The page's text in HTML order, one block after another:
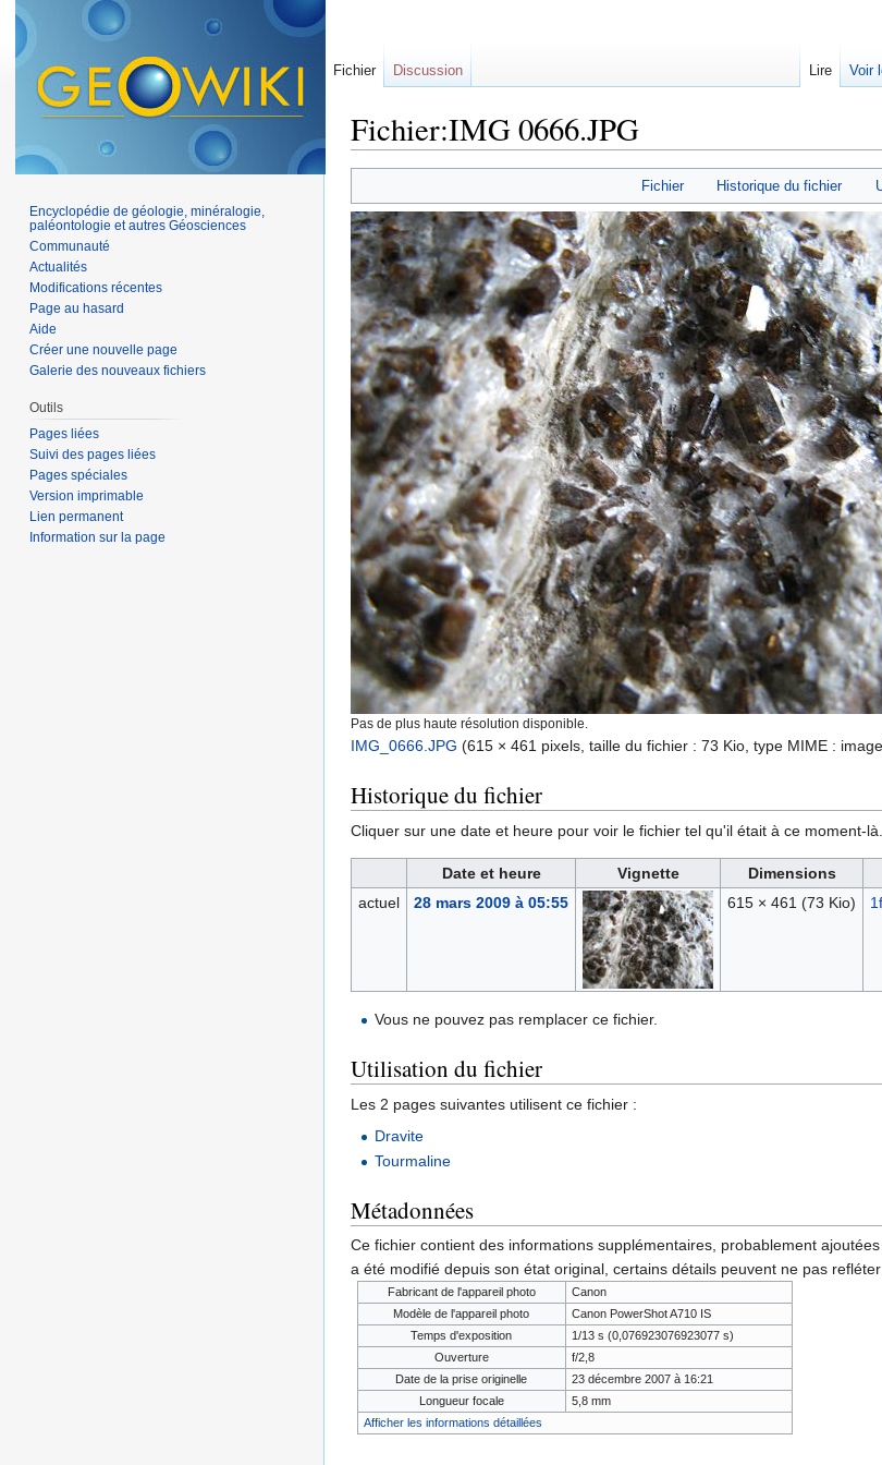
Fichier:IMG 0666.JPG
Fichier Historique du fichier
Pas de plus haute résolution disponible.
IMG_0666.JPG (615 × 461 pixels, taille du fichier : 73 Kio, type MIME :
Historique du fichier
Cliquer sur une date et heure pour voir le fichier tel qu'il était à ce moment-là.
Date et heure Vignette Dimensions
actuel
28 mars 2009 à 05:55 615 × 461 (73 Kio)
Vous ne pouvez pas remplacer ce fichier.
Utilisation du fichier
Les 2 pages suivantes utilisent ce fichier :
Dravite
Tourmaline
Métadonnées
Ce fichier contient des informations supplémentaires, probablement
a été modifié depuis son état original, certains détails peuvent ne pas
Fabricant de l'appareil photo
Canon
Modèle de l'appareil photo
Canon PowerShot A710 IS
Temps d'exposition
1/13 s (0,076923076923077 s)
Ouverture
f/2,8
Date de la prise originelle
23 décembre 2007 à 16:21
Longueur focale
5,8 mm
Afficher les informations détaillées
Fichier Discussion Lire Voir
Encyclopédie de géologie, minéralogie,
paléontologie et autres Géosciences
Communauté
Actualités
Modifications récentes
Page au hasard
Aide
Créer une nouvelle page
Galerie des nouveaux fichiers
Outils
Pages liées
Suivi des pages liées
Pages spéciales
Version imprimable
Lien permanent
Information sur la page